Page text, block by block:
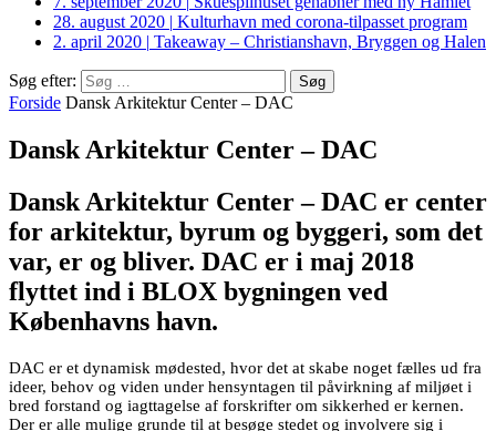
28. august 2020 | Kulturhavn med corona-tilpasset program
2. april 2020 | Takeaway – Christianshavn, Bryggen og Halen
Søg efter:
Forside Dansk Arkitektur Center – DAC
Dansk Arkitektur Center – DAC
Dansk Arkitektur Center – DAC er center
for arkitektur, byrum og byggeri, som det
var, er og bliver. DAC er i maj 2018
flyttet ind i BLOX bygningen ved
Københavns havn.
DAC er et dynamisk mødested, hvor det at skabe noget fælles ud fra
ideer, behov og viden under hensyntagen til påvirkning af miljøet i
bred forstand og iagttagelse af forskrifter om sikkerhed er kernen.
Der er alle mulige grunde til at besøge stedet og involvere sig i